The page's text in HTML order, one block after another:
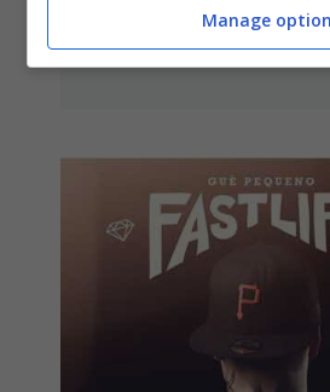
tracklist, copertina
Manage